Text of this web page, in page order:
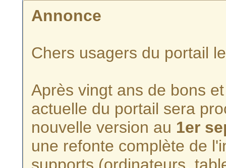
Annonce
Chers usagers du portail
Après vingt ans de bons
actuelle du portail sera
nouvelle version au 1er
une refonte complète de